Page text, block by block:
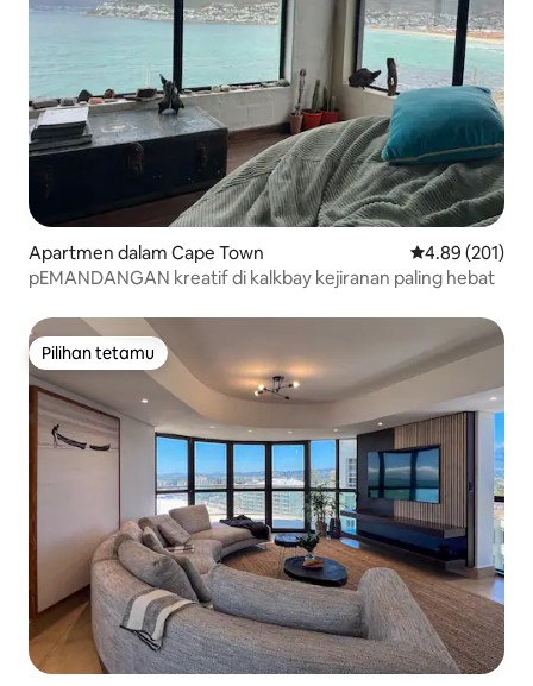
Apartmen dalam Cape Town Penarafan
4.89 (201)
pEMANDANGAN kreatif di kalkbay kejiranan paling hebat
Pilihan tetamu
Pilihan tetamu